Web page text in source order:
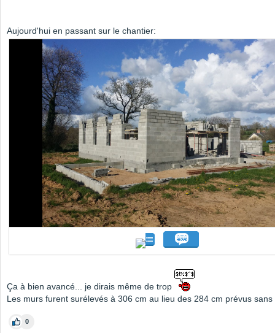
Aujourd'hui en passant sur le chantier:
Ça à bien avancé... je dirais même de trop
Les murs furent surélevés à 306 cm au lieu des 284 cm prévus
0